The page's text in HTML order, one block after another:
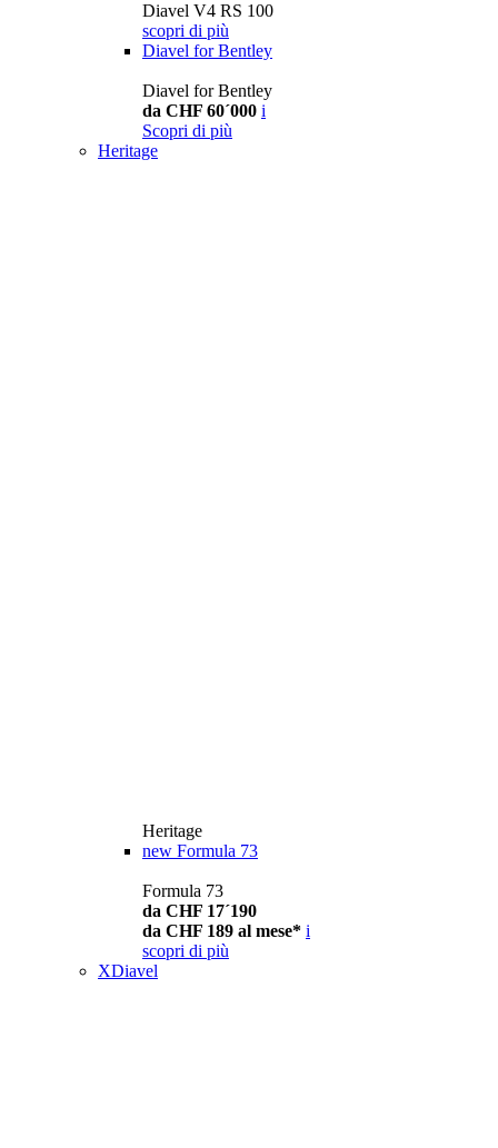
Diavel V4 RS 100
scopri di più
Diavel for Bentley
Diavel for Bentley
da CHF 60´000 i
Scopri di più
Heritage
Heritage
new Formula 73
Formula 73
da CHF 17´190
da CHF 189 al mese* i
scopri di più
XDiavel